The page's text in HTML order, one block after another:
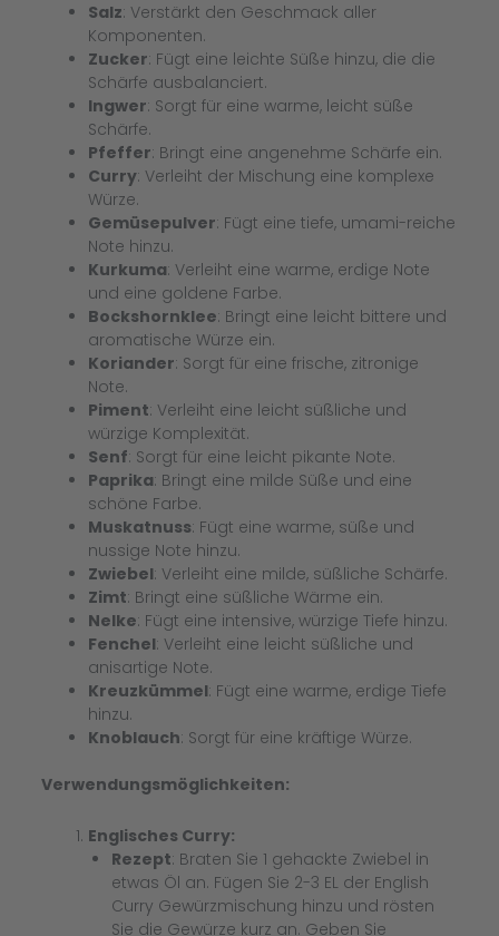
Salz: Verstärkt den Geschmack aller
Komponenten.
Zucker: Fügt eine leichte Süße hinzu, die die
Schärfe ausbalanciert.
Ingwer: Sorgt für eine warme, leicht süße
Schärfe.
Pfeffer: Bringt eine angenehme Schärfe ein.
Curry: Verleiht der Mischung eine komplexe
Würze.
Gemüsepulver: Fügt eine tiefe, umami-reiche
Note hinzu.
Kurkuma: Verleiht eine warme, erdige Note
und eine goldene Farbe.
Bockshornklee: Bringt eine leicht bittere und
aromatische Würze ein.
Koriander: Sorgt für eine frische, zitronige
Note.
Piment: Verleiht eine leicht süßliche und
würzige Komplexität.
Senf: Sorgt für eine leicht pikante Note.
Paprika: Bringt eine milde Süße und eine
schöne Farbe.
Muskatnuss: Fügt eine warme, süße und
nussige Note hinzu.
Zwiebel: Verleiht eine milde, süßliche Schärfe.
Zimt: Bringt eine süßliche Wärme ein.
Nelke: Fügt eine intensive, würzige Tiefe hinzu.
Fenchel: Verleiht eine leicht süßliche und
anisartige Note.
Kreuzkümmel: Fügt eine warme, erdige Tiefe
hinzu.
Knoblauch: Sorgt für eine kräftige Würze.
Verwendungsmöglichkeiten:
Englisches Curry:
Rezept: Braten Sie 1 gehackte Zwiebel in
etwas Öl an. Fügen Sie 2-3 EL der English
Curry Gewürzmischung hinzu und rösten
Sie die Gewürze kurz an. Geben Sie